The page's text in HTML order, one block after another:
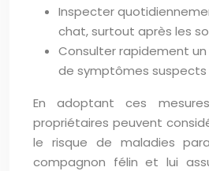
Inspecter
chat, surtout après les
Consulter rapidement
de symptômes suspects
En adoptant ces
propriétaires peuvent
le risque de maladies
compagnon félin et lui